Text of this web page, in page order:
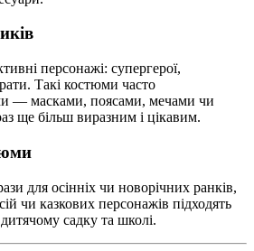
персонажі: супергерої,
Такі костюми часто
— масками, поясами, мечами чи
ще більш виразним і цікавим.
для осінніх чи новорічних ранків,
чи казкових персонажів підходять
дитячому садку та школі.